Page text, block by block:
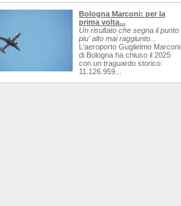
Bologna Marconi: per la
prima volta...
Un risultato che segna il punto
piu' alto mai raggiunto...
L'aeroporto Guglielmo Marconi
di Bologna ha chiuso il 2025
con un traguardo storico:
11.126.959...